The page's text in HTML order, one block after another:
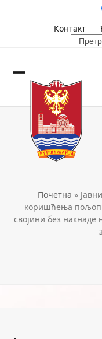
Контакт
Search
Open
mobile
menu
Close
mobile
menu
Почетна »
коришћења
својини без